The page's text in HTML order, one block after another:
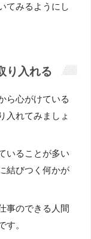
てみるようにし
り入れる
ら心がけている
入れてみましょ
いることが多い
結びつく何かが
事のできる人間
す。